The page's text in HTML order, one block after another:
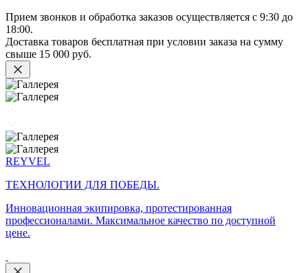
Прием звонков и обработка заказов осуществляется с 9:30 до
18:00.
Доставка товаров бесплатная при условии заказа на сумму
свыше 15 000 руб.
REYVEL
ТЕХНОЛОГИИ ДЛЯ ПОБЕДЫ.
Инновационная экипировка, протестированная
профессионалами. Максимальное качество по доступной
цене.